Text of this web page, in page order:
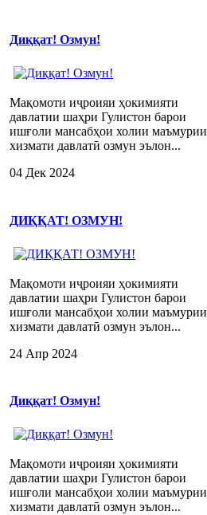
Диққат! Озмун!
Мақомоти иҷроияи ҳокимияти
давлатии шаҳри Гулистон барои
ишғоли мансабҳои холии маъмурии
хизмати давлатӣ озмун эълон...
04 Дек 2024
ДИҚҚАТ! ОЗМУН!
Мақомоти иҷроияи ҳокимияти
давлатии шаҳри Гулистон барои
ишғоли мансабҳои холии маъмурии
хизмати давлатӣ озмун эълон...
24 Апр 2024
Диққат! Озмун!
Мақомоти иҷроияи ҳокимияти
давлатии шаҳри Гулистон барои
ишғоли мансабҳои холии маъмурии
хизмати давлатӣ озмун эълон...